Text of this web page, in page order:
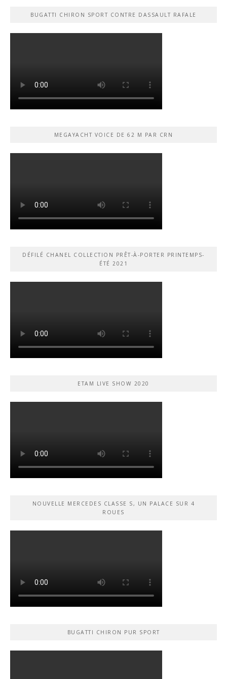
BUGATTI CHIRON SPORT CONTRE DASSAULT RAFALE
MEGAYACHT VOICE DE 62 M PAR CRN
DÉFILÉ CHANEL COLLECTION PRÊT-À-PORTER PRINTEMPS-
ÉTÉ 2021
ETAM LIVE SHOW 2020
NOUVELLE MERCEDES CLASSE S, UN PALACE SUR 4
ROUES
BUGATTI CHIRON PUR SPORT